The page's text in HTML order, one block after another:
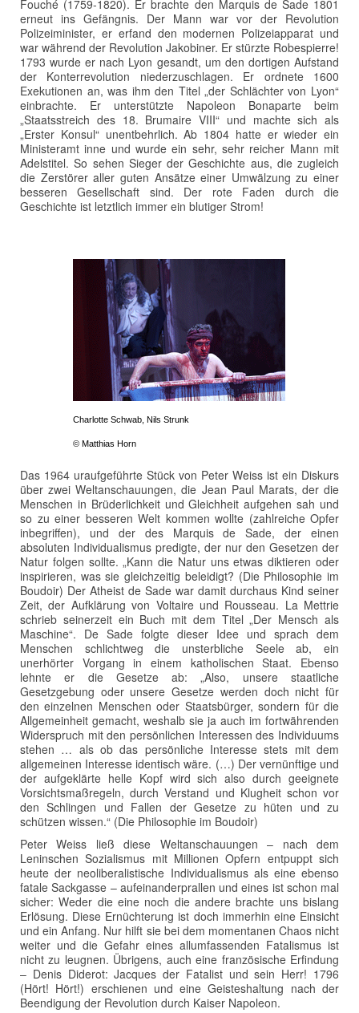
Fouché (1759-1820). Er brachte den Marquis de Sade 1801
erneut ins Gefängnis. Der Mann war vor der Revolution
Polizeiminister, er erfand den modernen Polizeiapparat und
war während der Revolution Jakobiner. Er stürzte Robespierre!
1793 wurde er nach Lyon gesandt, um den dortigen Aufstand
der Konterrevolution niederzuschlagen. Er ordnete 1600
Exekutionen an, was ihm den Titel „der Schlächter von Lyon“
einbrachte. Er unterstützte Napoleon Bonaparte beim
„Staatsstreich des 18. Brumaire VIII“ und machte sich als
„Erster Konsul“ unentbehrlich. Ab 1804 hatte er wieder ein
Ministeramt inne und wurde ein sehr, sehr reicher Mann mit
Adelstitel. So sehen Sieger der Geschichte aus, die zugleich
die Zerstörer aller guten Ansätze einer Umwälzung zu einer
besseren Gesellschaft sind. Der rote Faden durch die
Geschichte ist letztlich immer ein blutiger Strom!
Charlotte Schwab, Nils Strunk
© Matthias Horn
Das 1964 uraufgeführte Stück von Peter Weiss ist ein Diskurs
über zwei Weltanschauungen, die Jean Paul Marats, der die
Menschen in Brüderlichkeit und Gleichheit aufgehen sah und
so zu einer besseren Welt kommen wollte (zahlreiche Opfer
inbegriffen), und der des Marquis de Sade, der einen
absoluten Individualismus predigte, der nur den Gesetzen der
Natur folgen sollte. „Kann die Natur uns etwas diktieren oder
inspirieren, was sie gleichzeitig beleidigt? (Die Philosophie im
Boudoir) Der Atheist de Sade war damit durchaus Kind seiner
Zeit, der Aufklärung von Voltaire und Rousseau. La Mettrie
schrieb seinerzeit ein Buch mit dem Titel „Der Mensch als
Maschine“. De Sade folgte dieser Idee und sprach dem
Menschen schlichtweg die unsterbliche Seele ab, ein
unerhörter Vorgang in einem katholischen Staat. Ebenso
lehnte er die Gesetze ab: „Also, unsere staatliche
Gesetzgebung oder unsere Gesetze werden doch nicht für
den einzelnen Menschen oder Staatsbürger, sondern für die
Allgemeinheit gemacht, weshalb sie ja auch im fortwährenden
Widerspruch mit den persönlichen Interessen des Individuums
stehen … als ob das persönliche Interesse stets mit dem
allgemeinen Interesse identisch wäre. (…) Der vernünftige und
der aufgeklärte helle Kopf wird sich also durch geeignete
Vorsichtsmaßregeln, durch Verstand und Klugheit schon vor
den Schlingen und Fallen der Gesetze zu hüten und zu
schützen wissen.“ (Die Philosophie im Boudoir)
Peter Weiss ließ diese Weltanschauungen – nach dem
Leninschen Sozialismus mit Millionen Opfern entpuppt sich
heute der neoliberalistische Individualismus als eine ebenso
fatale Sackgasse – aufeinanderprallen und eines ist schon mal
sicher: Weder die eine noch die andere brachte uns bislang
Erlösung. Diese Ernüchterung ist doch immerhin eine Einsicht
und ein Anfang. Nur hilft sie bei dem momentanen Chaos nicht
weiter und die Gefahr eines allumfassenden Fatalismus ist
nicht zu leugnen. Übrigens, auch eine französische Erfindung
– Denis Diderot: Jacques der Fatalist und sein Herr! 1796
(Hört! Hört!) erschienen und eine Geisteshaltung nach der
Beendigung der Revolution durch Kaiser Napoleon.